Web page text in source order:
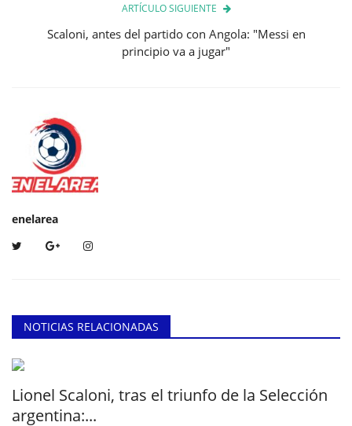
ARTÍCULO SIGUIENTE
Scaloni, antes del partido con Angola: "Messi en
principio va a jugar"
enelarea
NOTICIAS RELACIONADAS
Lionel Scaloni, tras el triunfo de la Selección
argentina:...